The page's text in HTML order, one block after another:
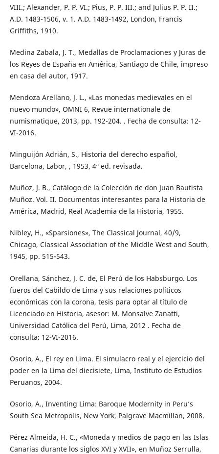
VIII.; Alexander, P. P. VI.; Pius, P. P. III.; and Julius P. P. II.;
A.D. 1483-1506, v. 1. A.D. 1483-1492, London, Francis
Griffiths, 1910.
Medina Zabala, J. T., Medallas de Proclamaciones y Juras de
los Reyes de España en América, Santiago de Chile, impreso
en casa del autor, 1917.
Mendoza Arellano, J. L., «Las monedas medievales en el
nuevo mundo», OMNI 6, Revue internationale de
numismatique, 2013, pp. 192-204. . Fecha de consulta: 12-
VI-2016.
Minguijón Adrián, S., Historia del derecho español,
Barcelona, Labor, , 1953, 4ª ed. revisada.
Muñoz, J. B., Catálogo de la Colección de don Juan Bautista
Muñoz. Vol. II. Documentos interesantes para la Historia de
América, Madrid, Real Academia de la Historia, 1955.
Nibley, H., «Sparsiones», The Classical Journal, 40/9,
Chicago, Classical Association of the Middle West and South,
1945, pp. 515-543.
Orellana, Sánchez, J. C. de, El Perú de los Habsburgo. Los
fueros del Cabildo de Lima y sus relaciones políticos
económicas con la corona, tesis para optar al título de
Licenciado en Historia, asesor: M. Monsalve Zanatti,
Universidad Católica del Perú, Lima, 2012 . Fecha de
consulta: 12-VI-2016.
Osorio, A., El rey en Lima. El simulacro real y el ejercicio del
poder en la Lima del diecisiete, Lima, Instituto de Estudios
Peruanos, 2004.
Osorio, A., Inventing Lima: Baroque Modernity in Peru’s
South Sea Metropolis, New York, Palgrave Macmillan, 2008.
Pérez Almeida, H. C., «Moneda y medios de pago en las Islas
Canarias durante los siglos XVI y XVII», en Muñoz Serrulla,